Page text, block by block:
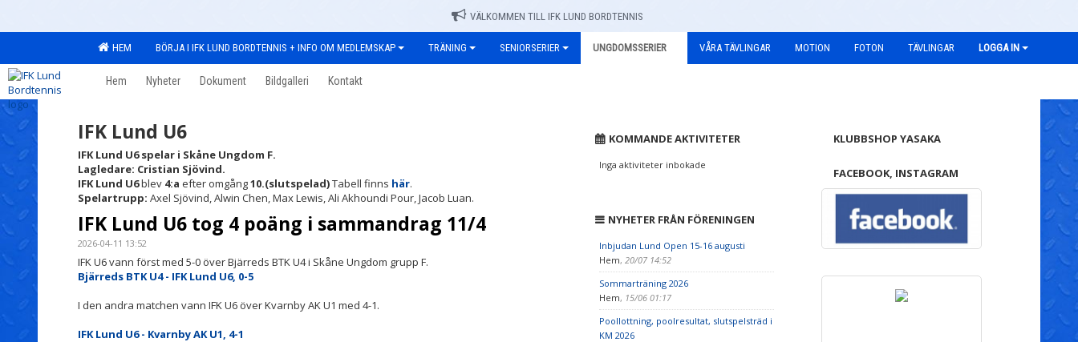
VÄLKOMMEN TILL IFK LUND BORDTENNIS
HEM BÖRJA I IFK LUND BORDTENNIS + INFO OM MEDLEMSKAP TRÄNING SENIORSERIER UNGDOMSSERIER VÅRA TÄVLINGAR MOTION FOTON TÄVLINGAR LOGGA IN
Hem Nyheter Dokument Bildgalleri Kontakt
IFK Lund U6
IFK Lund U6 spelar i Skåne Ungdom F.
Lagledare: Cristian Sjövind.
IFK Lund U6blev 4:a efter omgång10.(slutspelad)Tabell finns här.
Spelartrupp: Axel Sjövind, Alwin Chen, Max Lewis, Ali Akhoundi Pour, Jacob Luan.
IFK Lund U6 tog 4 poäng i sammandrag 11/4
2026-04-11 13:52
IFK U6 vann först med 5-0 över Bjärreds BTK U4 i Skåne Ungdom grupp F.
Bjärreds BTK U4 - IFK Lund U6, 0-5
I den andra matchen vann IFK U6 över Kvarnby AK U1 med 4-1.
IFK Lund U6 - Kvarnby AK U1, 4-1
KOMMANDE AKTIVITETER
Inga aktiviteter inbokade
NYHETER FRÅN FÖRENINGEN
Inbjudan Lund Open 15-16 augusti
Hem, 20/07 14:52
Sommarträning 2026
Hem, 15/06 01:17
Poollottning, poolresultat, slutspelsträd i
KM 2026
KLUBBSHOP YASAKA
FACEBOOK, INSTAGRAM